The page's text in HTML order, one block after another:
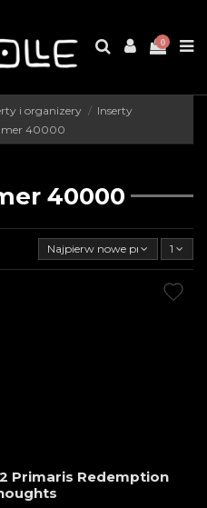
0
i organizery
Inserty
40000
40000
Najpierw nowe produkty
1
2 Primaris Redemption